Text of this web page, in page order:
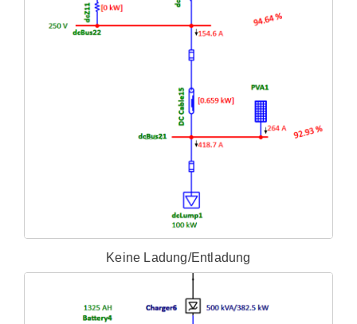
Keine Ladung/Entladung